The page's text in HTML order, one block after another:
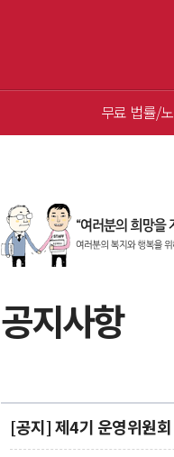
무료 법률/
공지사항
[공지] 제4기 운영위원